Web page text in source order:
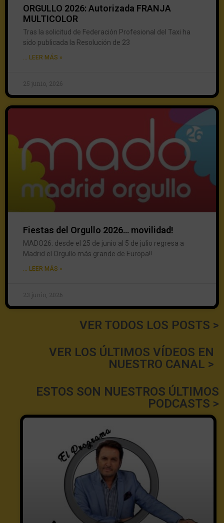
ORGULLO 2026: Autorizada FRANJA
MULTICOLOR
Tras la solicitud de Federación Profesional del Taxi ha
sido publicada la Resolución de 23
... LEER MÁS »
25 junio, 2026
Fiestas del Orgullo 2026… movilidad!
MADO26: desde el 25 de junio al 5 de julio regresa a
Madrid el Orgullo más grande de Europa!!
... LEER MÁS »
23 junio, 2026
VER TODOS LOS POSTS >
VER LOS ÚLTIMOS VÍDEOS EN
NUESTRO CANAL >
ESTOS SON NUESTROS ÚLTIMOS
PODCASTS >